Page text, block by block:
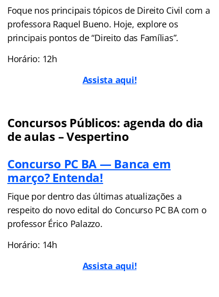
Foque nos principais tópicos de Direito Civil com a
professora Raquel Bueno. Hoje, explore os
principais pontos de “Direito das Famílias”.
Horário: 12h
Assista aqui!
Concursos Públicos: agenda do dia
de aulas – Vespertino
Concurso PC BA — Banca em
março? Entenda!
Fique por dentro das últimas atualizações a
respeito do novo edital do Concurso PC BA com o
professor Érico Palazzo.
Horário: 14h
Assista aqui!